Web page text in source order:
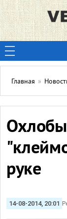
Главная »
руке
14-08-2014, 20:01